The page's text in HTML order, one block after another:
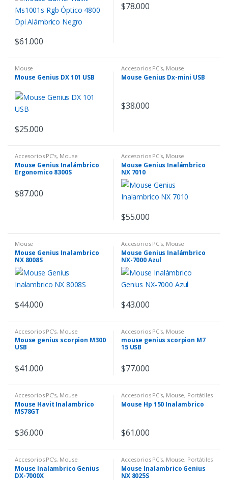
$61.000
$78.000
Mouse
Mouse Genius DX 101 USB
$25.000
Accesorios PC's, Mouse
Mouse Genius Dx-mini USB
$38.000
Accesorios PC's, Mouse
Mouse Genius Inalámbrico
Ergonomico 8300S
$87.000
Accesorios PC's, Mouse
Mouse Genius Inalámbrico
NX 7010
$55.000
Mouse
Mouse Genius Inalambrico
NX 8008S
$44.000
Accesorios PC's, Mouse
Mouse Genius Inalámbrico
NX-7000 Azul
$43.000
Accesorios PC's, Mouse
Mouse genius scorpion M300
USB
$41.000
Accesorios PC's, Mouse
mouse genius scorpion M7
15 USB
$77.000
Accesorios PC's, Mouse
Mouse Havit Inalambrico
MS78GT
$36.000
Accesorios PC's, Mouse, Portátiles
- Componentes
Mouse Hp 150 Inalambrico
$61.000
Accesorios PC's, Mouse
Mouse Inalambrico Genius
DX-7000X
Accesorios PC's, Mouse, Portátiles
- Componentes
Mouse Inalambrico Genius
NX 8025S